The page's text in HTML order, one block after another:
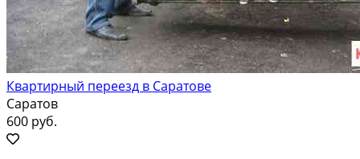
Квартирный переезд в Саратове
Саратов
600 руб.